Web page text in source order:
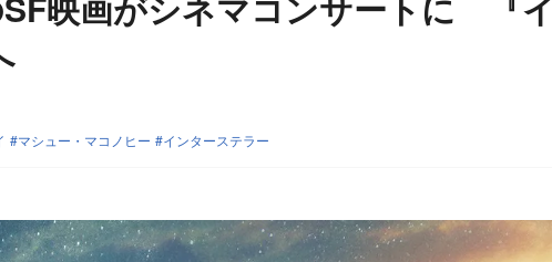
マシュー・マコノヒー インターステラー